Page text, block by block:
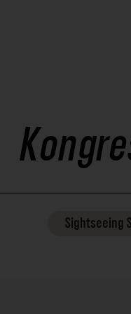
Sightseeing